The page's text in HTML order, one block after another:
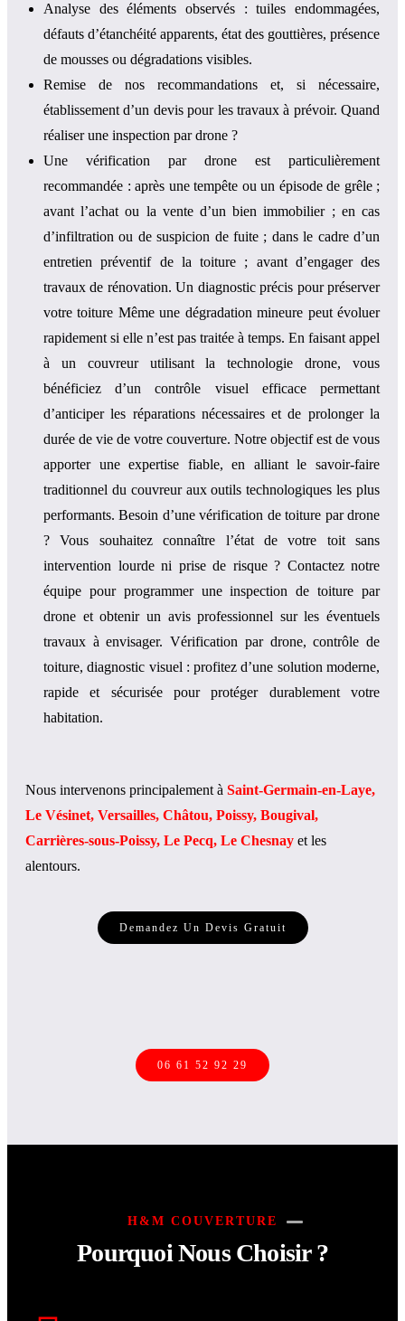
06 61 52 92 29
Analyse des éléments observés : tuiles endommagées,
défauts d’étanchéité apparents, état des gouttières, présence
de mousses ou dégradations visibles.
Remise de nos recommandations et, si nécessaire,
établissement d’un devis pour les travaux à prévoir. Quand
réaliser une inspection par drone ?
Une vérification par drone est particulièrement
recommandée : après une tempête ou un épisode de grêle ;
avant l’achat ou la vente d’un bien immobilier ; en cas
d’infiltration ou de suspicion de fuite ; dans le cadre d’un
entretien préventif de la toiture ; avant d’engager des
travaux de rénovation. Un diagnostic précis pour préserver
votre toiture Même une dégradation mineure peut évoluer
rapidement si elle n’est pas traitée à temps. En faisant appel
à un couvreur utilisant la technologie drone, vous
bénéficiez d’un contrôle visuel efficace permettant
d’anticiper les réparations nécessaires et de prolonger la
durée de vie de votre couverture. Notre objectif est de vous
apporter une expertise fiable, en alliant le savoir-faire
traditionnel du couvreur aux outils technologiques les plus
performants. Besoin d’une vérification de toiture par drone
? Vous souhaitez connaître l’état de votre toit sans
intervention lourde ni prise de risque ? Contactez notre
équipe pour programmer une inspection de toiture par
drone et obtenir un avis professionnel sur les éventuels
travaux à envisager. Vérification par drone, contrôle de
toiture, diagnostic visuel : profitez d’une solution moderne,
rapide et sécurisée pour protéger durablement votre
habitation.
Nous intervenons principalement à Saint-Germain-en-Laye,
Le Vésinet, Versailles, Châtou, Poissy, Bougival,
Carrières-sous-Poissy, Le Pecq, Le Chesnay et les
alentours.
Demandez Un Devis Gratuit
H&M COUVERTURE
Pourquoi Nous Choisir ?